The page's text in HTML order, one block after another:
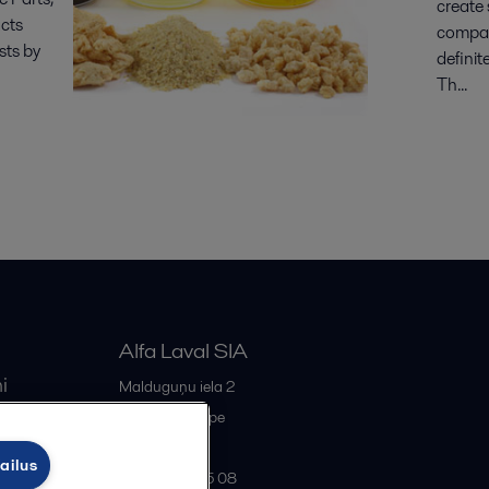
by
create
Th...
Alfa Laval SIA
Malduguņu iela 2
Mārupe
+371 678 285 08